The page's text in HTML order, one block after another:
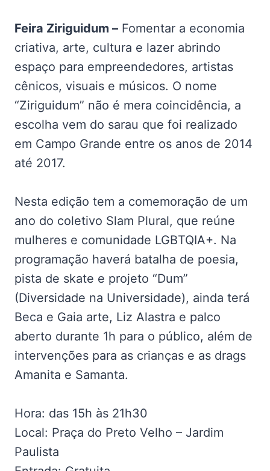
Feira Ziriguidum – Fomentar a economia
criativa, arte, cultura e lazer abrindo
espaço para empreendedores, artistas
cênicos, visuais e músicos. O nome
“Ziriguidum” não é mera coincidência, a
escolha vem do sarau que foi realizado
em Campo Grande entre os anos de 2014
até 2017.
Nesta edição tem a comemoração de um
ano do coletivo Slam Plural, que reúne
mulheres e comunidade LGBTQIA+. Na
programação haverá batalha de poesia,
pista de skate e projeto “Dum”
(Diversidade na Universidade), ainda terá
Beca e Gaia arte, Liz Alastra e palco
aberto durante 1h para o público, além de
intervenções para as crianças e as drags
Amanita e Samanta.
Hora: das 15h às 21h30
Local: Praça do Preto Velho – Jardim
Paulista